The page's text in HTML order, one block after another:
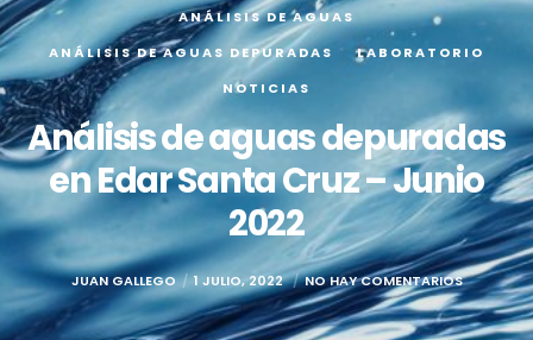
ANÁLISIS DE AGUAS
ANÁLISIS DE AGUAS DEPURADAS
LABORATORIO
NOTICIAS
Análisis de aguas depuradas
en Edar Santa Cruz – Junio
2022
JUAN GALLEGO 1 JULIO, 2022 NO HAY COMENTARIOS